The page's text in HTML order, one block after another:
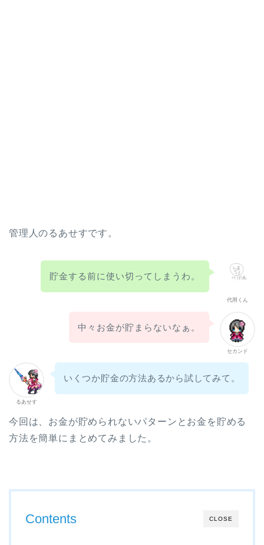
管理人のるあせすです。
代用くん
貯金する前に使い切ってしまうわ。
セカンド
中々お金が貯まらないなぁ。
るあせす
いくつか貯金の方法あるから試してみて。
今回は、お金が貯められないパターンとお金を貯める
方法を簡単にまとめてみました。
CLOSE
Contents